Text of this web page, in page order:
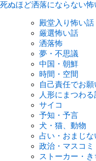
死ぬほど洒落にならない怖
殿堂入り怖い話
厳選怖い話
洒落怖
夢・不思議
中国・朝鮮
時間・空間
自己責任でお
人形にまつわる
サイコ
予知・予言
犬・猫、動物
占い・おまじな
政治・マスコミ
ストーカー・